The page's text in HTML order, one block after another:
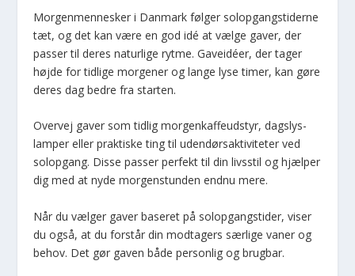
Morgenmennesker i Danmark følger solopgangstiderne
tæt, og det kan være en god idé at vælge gaver, der
passer til deres naturlige rytme. Gaveidéer, der tager
højde for tidlige morgener og lange lyse timer, kan gøre
deres dag bedre fra starten.
Overvej gaver som tidlig morgenkaffeudstyr, dagslys-
lamper eller praktiske ting til udendørsaktiviteter ved
solopgang. Disse passer perfekt til din livsstil og hjælper
dig med at nyde morgenstunden endnu mere.
Når du vælger gaver baseret på solopgangstider, viser
du også, at du forstår din modtagers særlige vaner og
behov. Det gør gaven både personlig og brugbar.